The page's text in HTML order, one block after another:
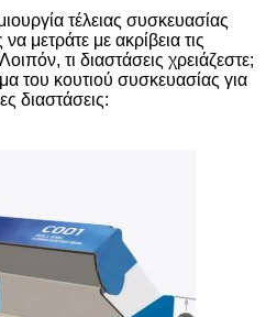
τέλειας συσκευασίας
μετράτε με ακρίβεια τις
τι διαστάσεις χρειάζεστε;
του κουτιού συσκευασίας για
διαστάσεις: